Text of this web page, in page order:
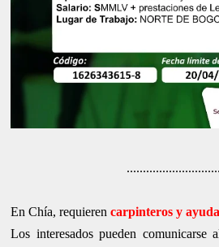
En Chía, requierencarpinteros y
Los interesados pueden comunicarse